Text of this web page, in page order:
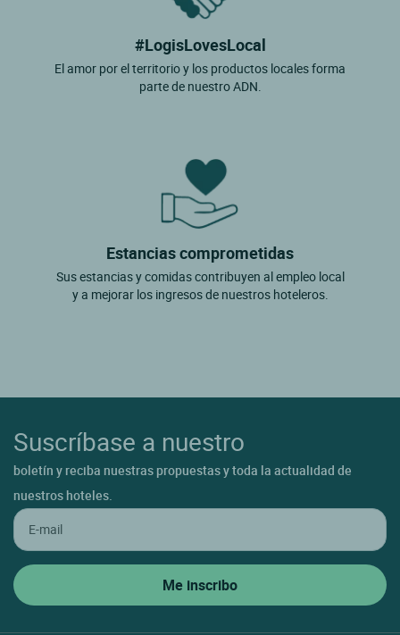
#LogisLovesLocal
El amor por el territorio y los productos locales forma
parte de nuestro ADN.
Estancias comprometidas
Sus estancias y comidas contribuyen al empleo local
y a mejorar los ingresos de nuestros hoteleros.
Suscríbase a nuestro
boletín y reciba nuestras propuestas y toda la actualidad de
nuestros hoteles.